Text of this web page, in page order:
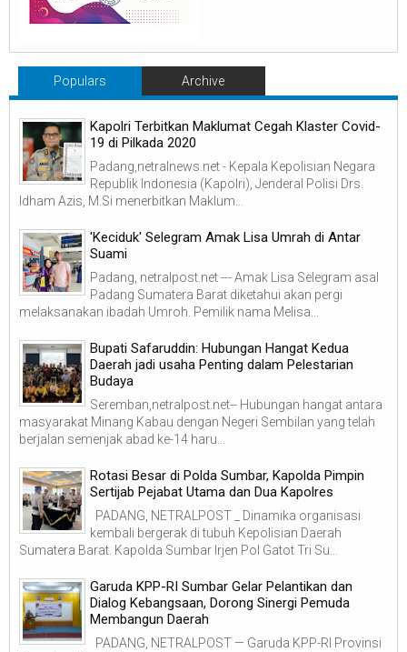
Populars Archive
Kapolri Terbitkan Maklumat Cegah Klaster Covid-
19 di Pilkada 2020
Padang,netralnews.net - Kepala Kepolisian Negara
Republik Indonesia (Kapolri), Jenderal Polisi Drs.
Idham Azis, M.Si menerbitkan Maklum...
'Keciduk' Selegram Amak Lisa Umrah di Antar
Suami
Padang, netralpost.net --- Amak Lisa Selegram asal
Padang Sumatera Barat diketahui akan pergi
melaksanakan ibadah Umroh. Pemilik nama Melisa...
Bupati Safaruddin: Hubungan Hangat Kedua
Daerah jadi usaha Penting dalam Pelestarian
Budaya
Seremban,netralpost.net-- Hubungan hangat antara
masyarakat Minang Kabau dengan Negeri Sembilan yang telah
berjalan semenjak abad ke-14 haru...
Rotasi Besar di Polda Sumbar, Kapolda Pimpin
Sertijab Pejabat Utama dan Dua Kapolres
PADANG, NETRALPOST _ Dinamika organisasi
kembali bergerak di tubuh Kepolisian Daerah
Sumatera Barat. Kapolda Sumbar Irjen Pol Gatot Tri Su...
Garuda KPP-RI Sumbar Gelar Pelantikan dan
Dialog Kebangsaan, Dorong Sinergi Pemuda
Membangun Daerah
PADANG, NETRALPOST — Garuda KPP-RI Provinsi